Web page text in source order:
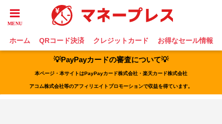
ホーム QRコード決済 クレジットカード お得なセール情報
💡PayPayカードの審査について💡
本ページ・本サイトはPayPayカード株式会社・楽天カード株式会社
アコム株式会社等のアフィリエイトプロモーションで収益を得ています。